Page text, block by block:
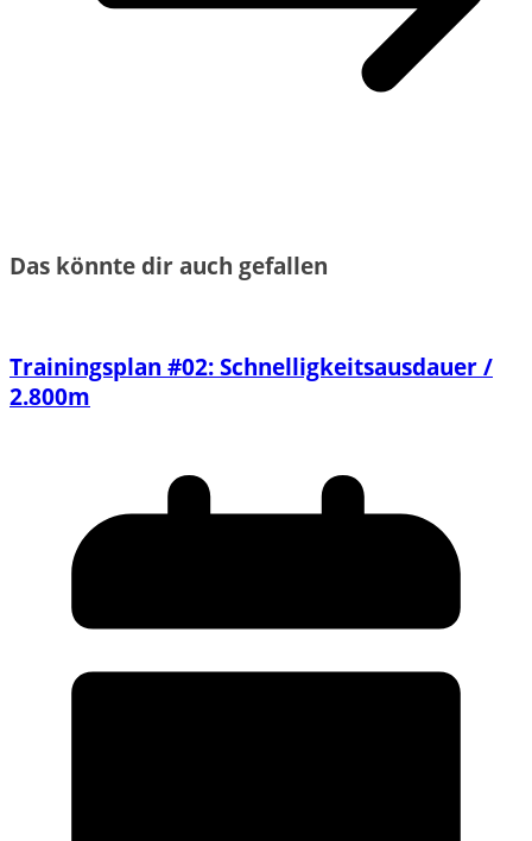
Das könnte dir auch gefallen
Trainingsplan #02: Schnelligkeitsausdauer /
2.800m